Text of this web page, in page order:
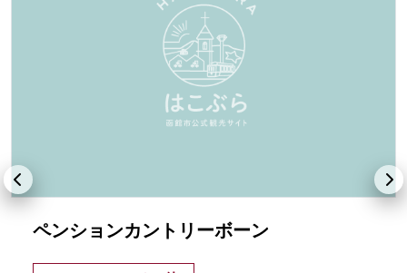
ペンションカントリーボーン